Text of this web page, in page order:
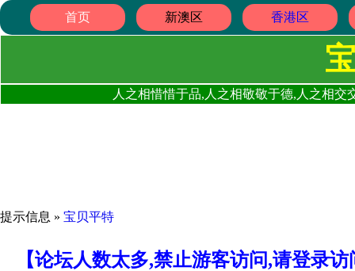
首页 新澳区 香港区
人之相惜惜于品,人之相敬敬于德,人之相
提示信息 » 宝贝平特
【论坛人数太多,禁止游客访问,请登录